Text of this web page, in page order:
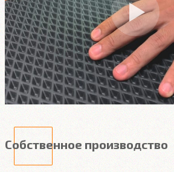
Собственное производство